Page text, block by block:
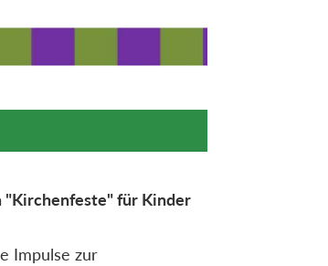
"Kirchenfeste" für Kinder
Impulse zur